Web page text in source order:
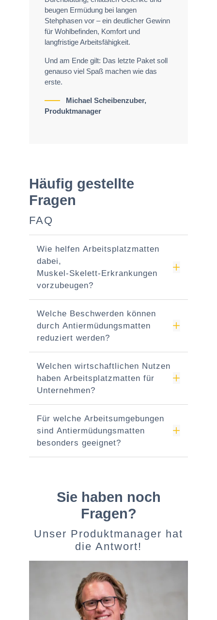
beugen Ermüdung bei langen
Stehphasen vor – ein deutlicher Gewinn
für Wohlbefinden, Komfort und
langfristige Arbeitsfähigkeit.
Und am Ende gilt: Das letzte Paket soll
genauso viel Spaß machen wie das
erste.
Michael Scheibenzuber,
Produktmanager
Häufig gestellte
Fragen
FAQ
Wie helfen Arbeitsplatzmatten
dabei,
Muskel‑Skelett‑Erkrankungen
vorzubeugen?
Welche Beschwerden können
durch Antiermüdungsmatten
reduziert werden?
Welchen wirtschaftlichen Nutzen
haben Arbeitsplatzmatten für
Unternehmen?
Für welche Arbeitsumgebungen
sind Antiermüdungsmatten
besonders geeignet?
Sie haben noch
Fragen?
Unser Produktmanager hat
die Antwort!